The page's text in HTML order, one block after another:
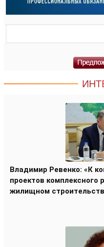
Владимир Ревенко: «К
проектов комплексного
жилищном